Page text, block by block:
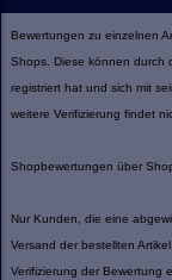
Bewertungen zu einzelnen
Shops. Diese können durch
registriert hat und sich mit
weitere Verifizierung findet
Shopbewertungen über
Nur Kunden, die eine
Versand der bestellten
Verifizierung der Bewertung